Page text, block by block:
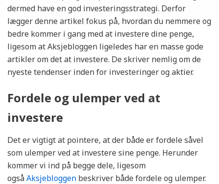
dermed have en god investeringsstrategi. Derfor
lægger denne artikel fokus på, hvordan du nemmere og
bedre kommer i gang med at investere dine penge,
ligesom at Aksjebloggen ligeledes har en masse gode
artikler om det at investere. De skriver nemlig om de
nyeste tendenser inden for investeringer og aktier.
Fordele og ulemper ved at
investere
Det er vigtigt at pointere, at der både er fordele såvel
som ulemper ved at investere sine penge. Herunder
kommer vi ind på begge dele, ligesom
ogsåAksjebloggen beskriver både fordele og ulemper.